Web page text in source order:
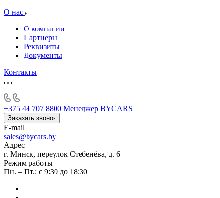
О нас
О компании
Партнеры
Реквизиты
Документы
Контакты
+375 44 707 8800 Менеджер BYCARS
Заказать звонок
E-mail
sales@bycars.by
Адрес
г. Минск, переулок Стебенёва, д. 6
Режим работы
Пн. – Пт.: с 9:30 до 18:30